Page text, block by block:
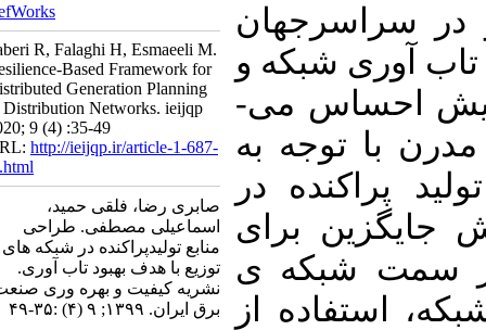
سراسرجهان
­آوری شبکه و
تداوم تأمین برق بیش از پیش احساس می­
با توجه به
پراکنده در
برای
سمت شبکه ­ی
استفاده از
RefWorks
Saberi R, Falaghi H, Esmaeeli M.
Resilience-Based Framework for
Distributed Generation Planning
in Distribution Networks. ieijqp
2020; 9 (4) :35-49
URL:http://ieijqp.ir/article-1-687-
fa.html
صابری رضا، فلقی حمید،
اسماعیلی مصطفی. طراحی
منابع تولیدپراکنده در شبکه های
توزیع با هدف بهبود تاب آوری.
نشریه کیفیت و بهره وری صنعت
برق ایران. ۱۳۹۹; ۹ (۴) :۳۵-۴۹